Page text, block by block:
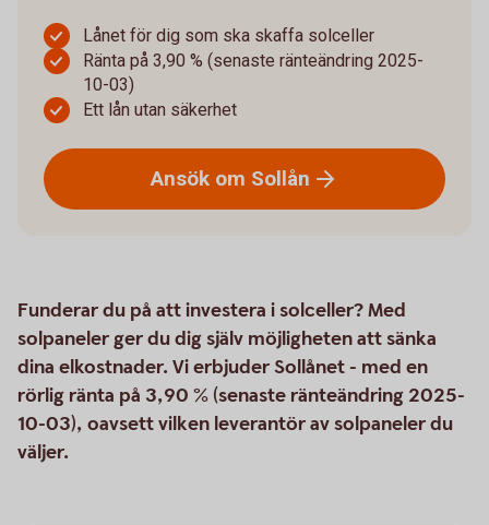
Lånet för dig som ska skaffa solceller
Ränta på 3,90 % (senaste ränteändring 2025-
10-03)
Ett lån utan säkerhet
Ansök om Sollån
Funderar du på att investera i solceller? Med
solpaneler ger du dig själv möjligheten att sänka
dina elkostnader. Vi erbjuder Sollånet - med en
rörlig ränta på 3,90 % (senaste ränteändring 2025-
10-03), oavsett vilken leverantör av solpaneler du
väljer.